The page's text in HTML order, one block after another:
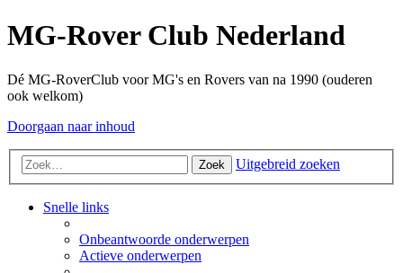
MG-Rover Club Nederland
Dé MG-RoverClub voor MG's en Rovers van na 1990 (ouderen
ook welkom)
Doorgaan naar inhoud
Zoek Uitgebreid zoeken
Snelle links
Onbeantwoorde onderwerpen
Actieve onderwerpen